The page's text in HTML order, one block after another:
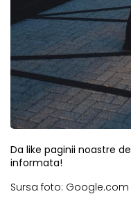
Da like paginii noastre de
informata!
Sursa foto: Google.com